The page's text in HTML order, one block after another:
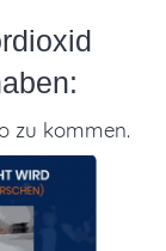
zu kommen.